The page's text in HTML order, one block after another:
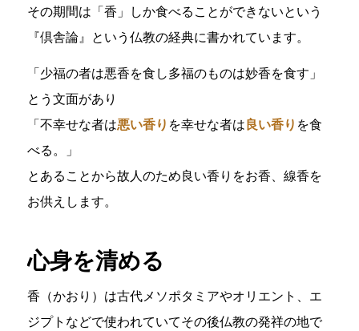
その期間は「香」しか食べることができないという
『倶舎論』という仏教の経典に書かれています。
「少福の者は悪香を食し多福のものは妙香を食す」
とう文面があり
「不幸せな者は悪い香り を幸せな者は良い香り を食
べる。」
とあることから故人のため良い香りをお香、線香を
お供えします。
心身を清める
香（かおり）は古代メソポタミアやオリエント、エ
ジプトなどで使われていてその後仏教の発祥の地で